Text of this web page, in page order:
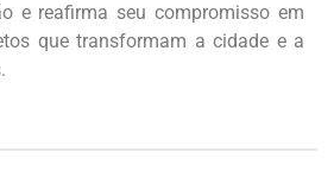
e reafirma seu compromisso em
que transformam a cidade e a